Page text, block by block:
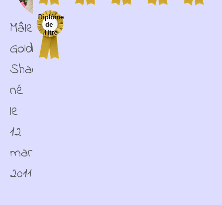
Mâle
Golden
Shaded
né
le
12
mars
2011